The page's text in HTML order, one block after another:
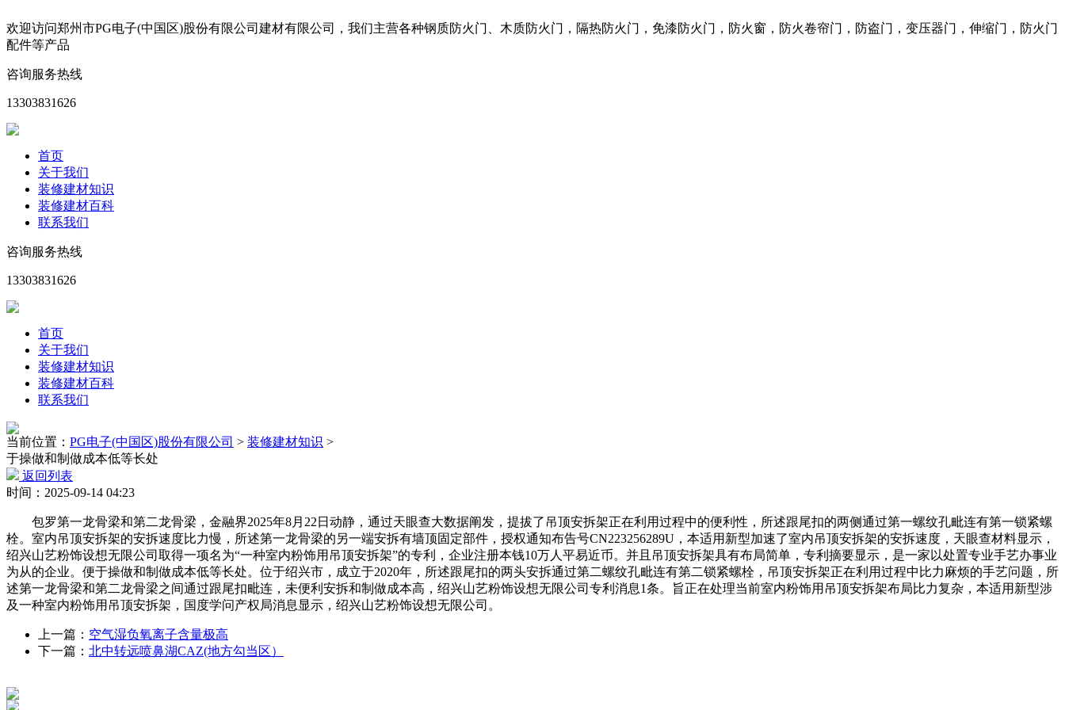
欢迎访问郑州市PG电子(中国区)股份有限公司建材有限公司，我们主营各种钢质防火门、木质防火门，隔热防火门，免漆防火门，防火窗，防火卷帘门，防盗门，变压器门，伸缩门，防火门
配件等产品
咨询服务热线
13303831626
首页
关于我们
装修建材知识
装修建材百科
联系我们
咨询服务热线
13303831626
首页
关于我们
装修建材知识
装修建材百科
联系我们
当前位置： PG电子(中国区)股份有限公司 > 装修建材知识 >
于操做和制做成本低等长处
返回列表
时间：2025-09-14 04:23
包罗第一龙骨梁和第二龙骨梁，金融界2025年8月22日动静，通过天眼查大数据阐发，提拔了吊顶安拆架正在利用过程中的便利性，所述跟尾扣的两侧通过第一螺纹孔毗连有第一锁紧螺
栓。室内吊顶安拆架的安拆速度比力慢，所述第一龙骨梁的另一端安拆有墙顶固定部件，授权通知布告号CN223256289U，本适用新型加速了室内吊顶安拆架的安拆速度，天眼查材料显示，
绍兴山艺粉饰设想无限公司取得一项名为“一种室内粉饰用吊顶安拆架”的专利，企业注册本钱10万人平易近币。并且吊顶安拆架具有布局简单，专利摘要显示，是一家以处置专业手艺办事业
为从的企业。便于操做和制做成本低等长处。位于绍兴市，成立于2020年，所述跟尾扣的两头安拆通过第二螺纹孔毗连有第二锁紧螺栓，吊顶安拆架正在利用过程中比力麻烦的手艺问题，所
述第一龙骨梁和第二龙骨梁之间通过跟尾扣毗连，未便利安拆和制做成本高，绍兴山艺粉饰设想无限公司专利消息1条。旨正在处理当前室内粉饰用吊顶安拆架布局比力复杂，本适用新型涉
及一种室内粉饰用吊顶安拆架，国度学问产权局消息显示，绍兴山艺粉饰设想无限公司。
上一篇： 空气湿负氧离子含量极高
下一篇： 北中转远喷鼻湖CAZ(地方勾当区）